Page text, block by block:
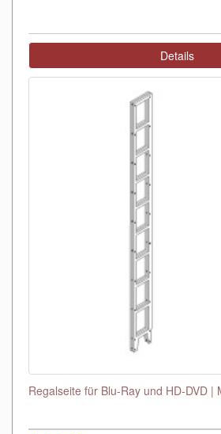
Details
Regalseite für Blu-Ray und HD-DVD |